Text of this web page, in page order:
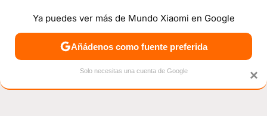
NOTICIAS MÓVILES TUTORIALES OFERTAS
×
Ya puedes ver más de Mundo Xiaomi en Google
Añádenos como fuente preferida
Solo necesitas una cuenta de Google